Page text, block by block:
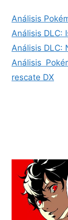
Análisis
Análisis DLC:
Análisis DLC:
Análisis
rescate DX